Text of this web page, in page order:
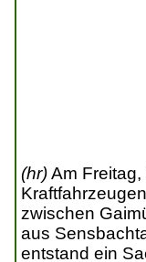
(hr)Am
zwischen
aus
entstand ein